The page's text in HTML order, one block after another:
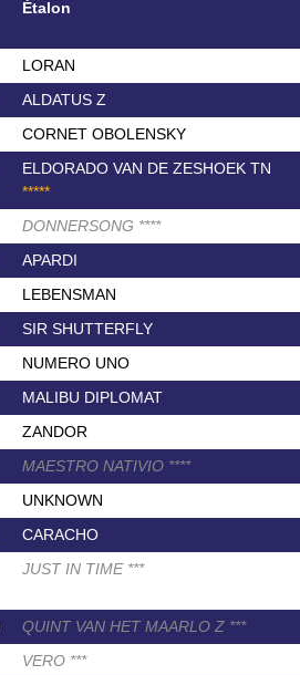
Étalon
LORAN
ALDATUS Z
CORNET OBOLENSKY
ELDORADO VAN DE ZESHOEK TN
*****
DONNERSONG ****
APARDI
LEBENSMAN
SIR SHUTTERFLY
NUMERO UNO
MALIBU DIPLOMAT
ZANDOR
MAESTRO NATIVIO ****
UNKNOWN
CARACHO
JUST IN TIME ***
QUINT VAN HET MAARLO Z ***
VERO ***